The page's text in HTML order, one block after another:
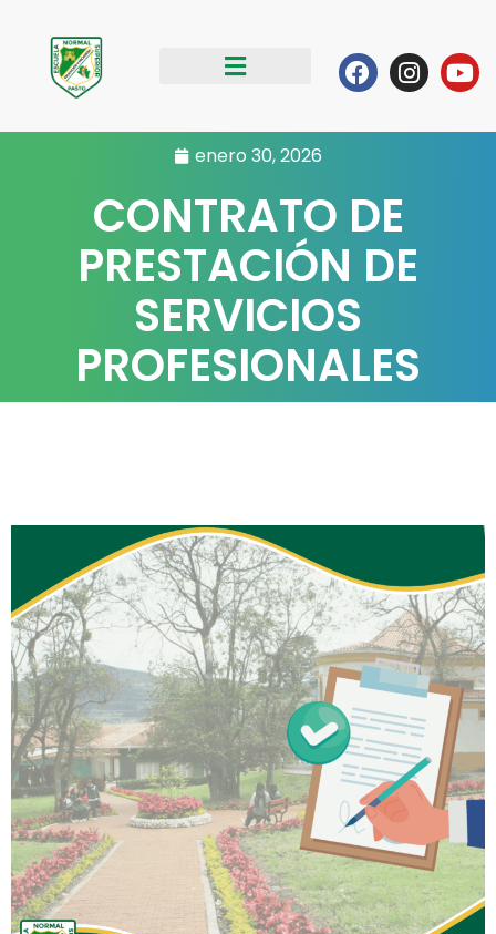
contenido
Facebook
enero 30, 2026
CONTRATO DE
PRESTACIÓN DE
SERVICIOS
PROFESIONALES